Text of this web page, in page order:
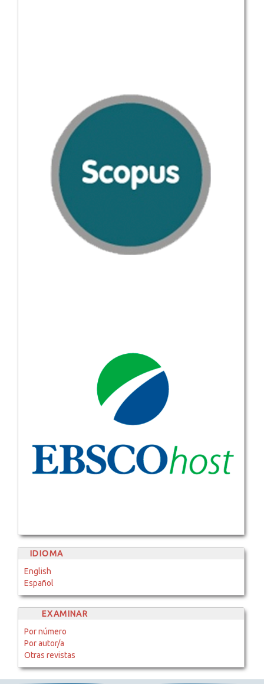
IDIOMA
English
Español
EXAMINAR
Por número
Por autor/a
Otras revistas